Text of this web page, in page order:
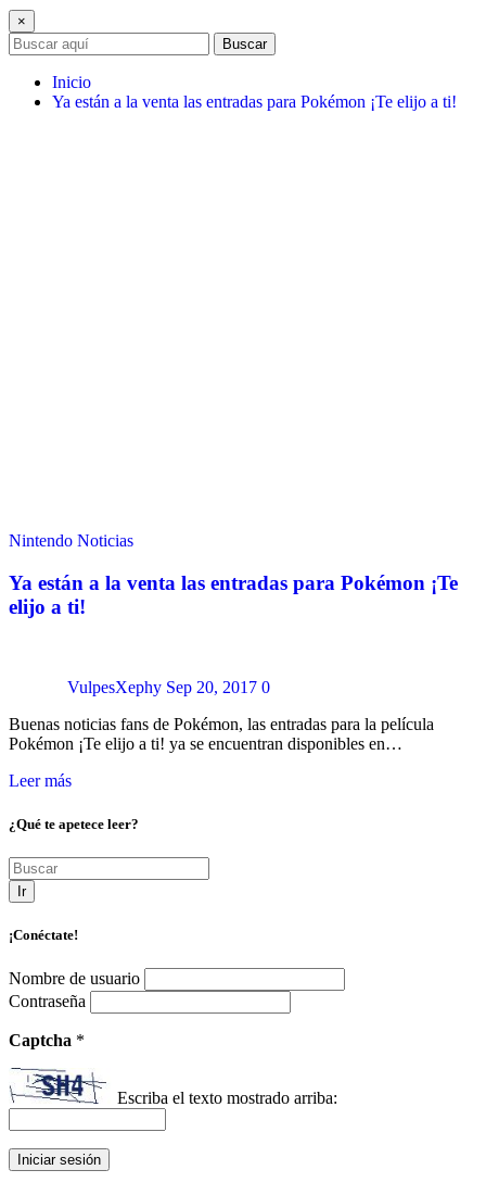
×
Buscar
Inicio
Ya están a la venta las entradas para Pokémon ¡Te elijo a ti!
Nintendo Noticias
Ya están a la venta las entradas para Pokémon ¡Te
elijo a ti!
VulpesXephy Sep 20, 2017 0
Buenas noticias fans de Pokémon, las entradas para la película
Pokémon ¡Te elijo a ti! ya se encuentran disponibles en…
Leer más
¿Qué te apetece leer?
Ir
¡Conéctate!
Nombre de usuario
Contraseña
Captcha *
Escriba el texto mostrado arriba: